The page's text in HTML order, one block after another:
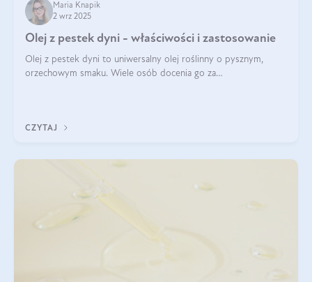
Maria Knapik
2 wrz 2025
Olej z pestek dyni - właściwości i zastosowanie
Olej z pestek dyni to uniwersalny olej roślinny o pysznym,
orzechowym smaku. Wiele osób docenia go za
CZYTAJ